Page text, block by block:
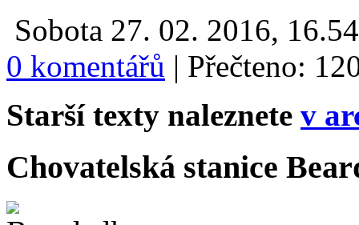
Sobota 27. 02. 2016,
0 komentářů | Přečteno:
Starší texty naleznete v
Chovatelská stanice